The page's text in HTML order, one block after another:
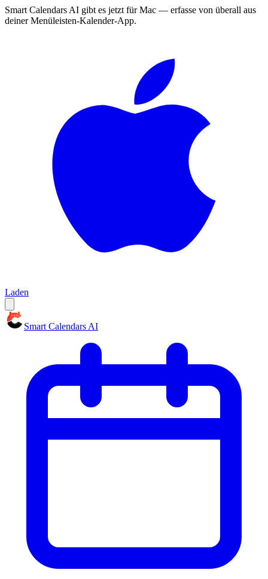
Smart Calendars AI gibt es jetzt für Mac — erfasse von überall aus
deiner Menüleisten-Kalender-App.
Laden
Smart Calendars AI